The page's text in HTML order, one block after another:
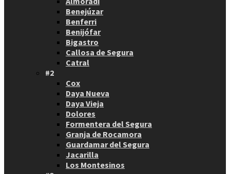
Benejúzar
Benferri
Benijófar
Bigastro
Callosa de Segura
Catral
#2
Cox
Daya Nueva
Daya Vieja
Dolores
Formentera del Segura
Granja de Rocamora
Guardamar del Segura
Jacarilla
Los Montesinos